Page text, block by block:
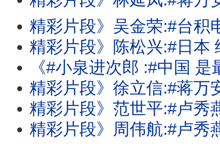
精彩片段》吴金荣:#台积电 霸主地位
精彩片段》陈松兴:#日本 经济
《#小泉进次郎 :#中国 是最大威胁!#蒋万安 市府千疮百孔!三大
精彩片段》徐立信:#蒋万安 也
精彩片段》范世平:#卢秀燕 把责
精彩片段》周伟航:#卢秀燕 .#蒋万安 这